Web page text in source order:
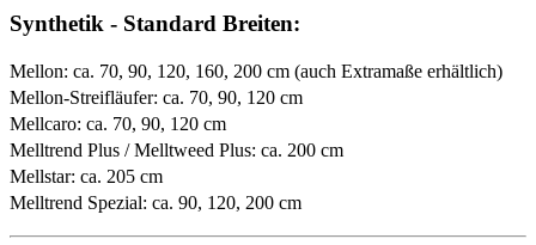
Synthetik - Standard Breiten:
Mellon: ca. 70, 90, 120, 160, 200 cm (auch Extramaße erhältlich)
Mellon-Streifläufer: ca. 70, 90, 120 cm
Mellcaro: ca. 70, 90, 120 cm
Melltrend Plus / Melltweed Plus: ca. 200 cm
Mellstar: ca. 205 cm
Melltrend Spezial: ca. 90, 120, 200 cm